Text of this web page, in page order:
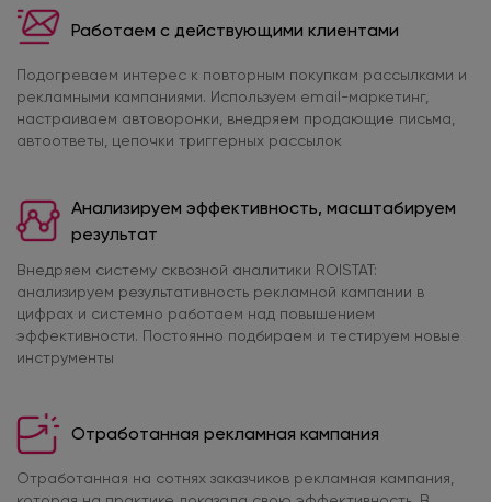
Работаем с действующими клиентами
Подогреваем интерес к повторным покупкам рассылками и
рекламными кампаниями. Используем email-маркетинг,
настраиваем автоворонки, внедряем продающие письма,
автоответы, цепочки триггерных рассылок
Анализируем эффективность, масштабируем
результат
Внедряем систему сквозной аналитики ROISTAT:
анализируем результативность рекламной кампании в
цифрах и системно работаем над повышением
эффективности. Постоянно подбираем и тестируем новые
инструменты
Отработанная рекламная кампания
Отработанная на сотнях заказчиков рекламная кампания,